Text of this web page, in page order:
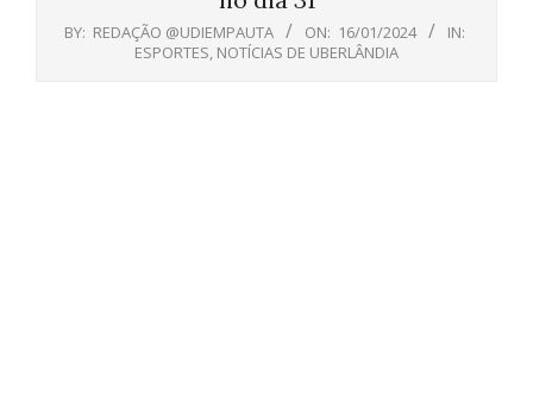
BY: REDAÇÃO @UDIEMPAUTA ON: 16/01/2024
IN:
ESPORTES, NOTÍCIAS DE UBERLÂNDIA